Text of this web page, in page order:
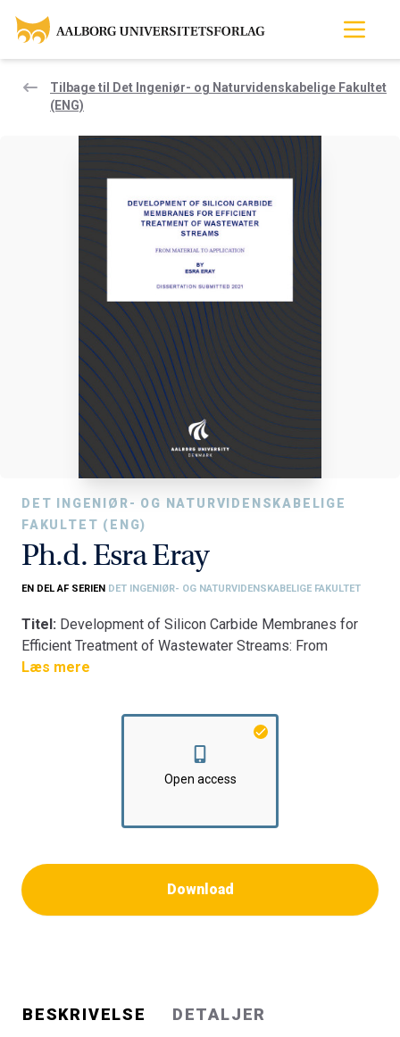
Tilbage til Det Ingeniør- og Naturvidenskabelige Fakultet
(ENG)
DET INGENIØR- OG NATURVIDENSKABELIGE
FAKULTET (ENG)
Ph.d. Esra Eray
EN DEL AF SERIEN DET INGENIØR- OG NATURVIDENSKABELIGE FAKULTET
Titel: Development of Silicon Carbide Membranes for
Efficient Treatment of Wastewater Streams: From
Material to Application
Institut for Kemi og Biovidenskab
Læs mere
Open access
Download
BESKRIVELSE DETALJER